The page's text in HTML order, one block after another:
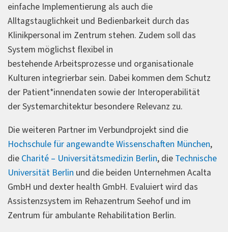
einfache Implementierung als auch die
Alltagstauglichkeit und Bedienbarkeit durch das
Klinikpersonal im Zentrum stehen. Zudem soll das
System möglichst flexibel in
bestehende Arbeitsprozesse und organisationale
Kulturen integrierbar sein. Dabei kommen dem Schutz
der Patient*innendaten sowie der Interoperabilität
der Systemarchitektur besondere Relevanz zu.
Die weiteren Partner im Verbundprojekt sind die
Hochschule für angewandte Wissenschaften München,
die Charité – Universitätsmedizin Berlin, die Technische
Universität Berlin und die beiden Unternehmen Acalta
GmbH und dexter health GmbH. Evaluiert wird das
Assistenzsystem im Rehazentrum Seehof und im
Zentrum für ambulante Rehabilitation Berlin.